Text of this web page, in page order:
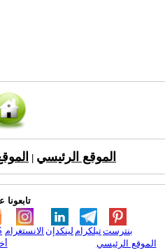
الموقع الرئيسي
تابعونا
الانستغرام لينكدإن تيلكرامبنترست
الموقع الرئيسي